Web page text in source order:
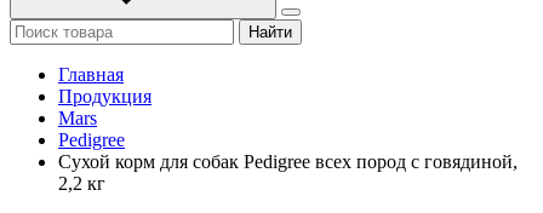
Главная
Продукция
Mars
Pedigree
Сухой корм для собак Pedigree всех пород с говядиной,
2,2 кг